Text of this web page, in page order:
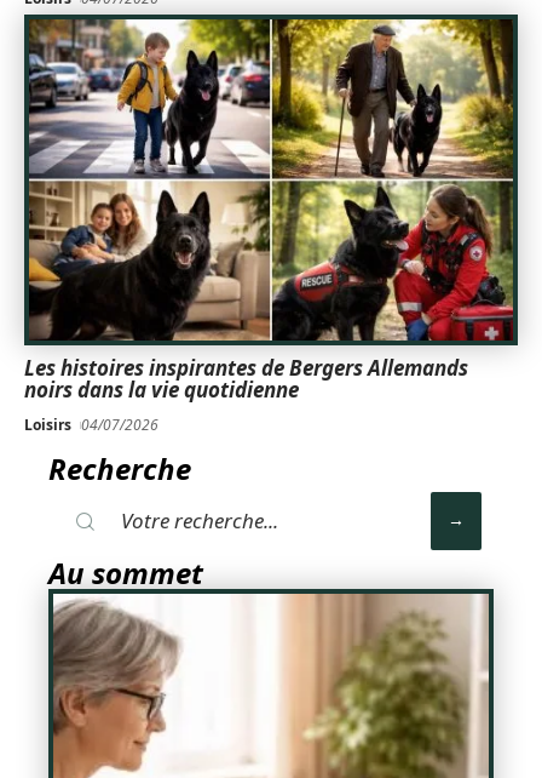
Les histoires inspirantes de Bergers Allemands
noirs dans la vie quotidienne
Loisirs 04/07/2026
Recherche
Au sommet